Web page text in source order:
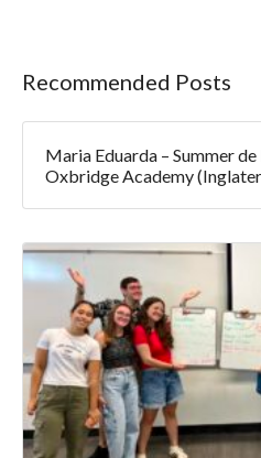
Recommended Posts
Maria Eduarda – Summer
Oxbridge Academy